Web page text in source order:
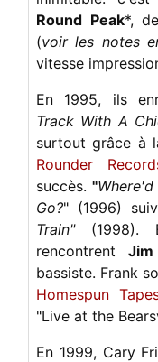
Round Peak*,
(voir les notes
vitesse
En 1995, ils
Track With A
surtout grâce à
Rounder
succès. "
Go?" (1996)
Train"(1998).
rencontrent
bassiste. Frank
Homespun
"Live at the
En 1999, Cary